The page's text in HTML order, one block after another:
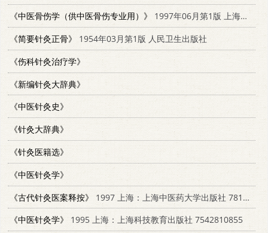
《中医骨伤学（供中医骨伤专业用）》
1997年06月第1版 上海科学技术出版社
《简要针灸正骨》
1954年03月第1版 人民卫生出版社
《伤科针灸治疗学》
《新编针灸大辞典》
《中医针灸史》
《针灸大辞典》
《针灸医籍选》
《中医针灸学》
《古代针灸医案释按》
1997 上海：上海中医药大学出版社 781010375X
《中医针灸学》
1995 上海：上海科技教育出版社 7542810855